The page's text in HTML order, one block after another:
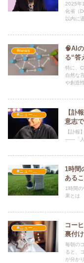
2025年
化省（
以内に
#news
🧠AI
る“答
特に、
自然な
や創造
【訃
意志
【訃報
——「人
1時間
ある
1時間
果とは
コー
裏付
毎朝の
ると、
が分か